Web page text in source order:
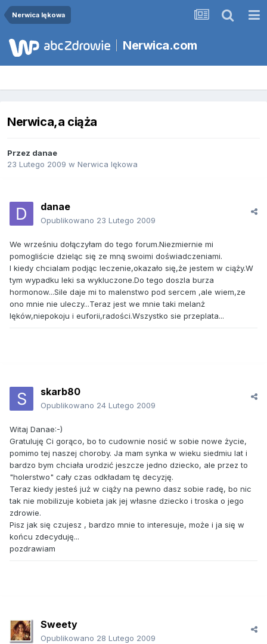
Nerwica lękowa
Nerwica.com
Nerwica,a ciąża
Przez danae
23 Lutego 2009 w Nerwica lękowa
danae
Opublikowano 23 Lutego 2009
We wrześniu dołączyłam do tego forum.Niezmiernie mi
pomogliście dzieląc się ze mną swoimi doświadczeniami.
I kiedy chcialam podjąc leczenie,okazało się,że jestem w ciąży.W
tym wypadku leki sa wykluczone.Do tego doszla burza
hormonow...Sile daje mi to malenstwo pod sercem ,ale wiem,ze
ono mnie nie uleczy...Teraz jest we mnie taki melanż
lęków,niepokoju i euforii,radości.Wszystko sie przeplata...
skarb80
Opublikowano 24 Lutego 2009
Witaj Danae:-)
Gratuluję Ci gorąco, bo to cudownie nosić w sobie nowe życie,
pomimo tej naszej choroby. Ja mam synka w wieku siedmiu lat i
bardzo bym chciała urodzić jeszcze jedno dziecko, ale przez to
"holerstwo" cały czas odkładam tę decyzję.
Teraz kiedy jesteś już w ciąży na pewno dasz sobie radę, bo nic
tak nie mobilizuje kobieta jak jej własne dziecko i troska o jego
zdrowie.
Pisz jak się czujesz , bardzo mnie to interesuje, może i ja się w
końcu zdecyduję...
pozdrawiam
Sweety
Opublikowano 28 Lutego 2009